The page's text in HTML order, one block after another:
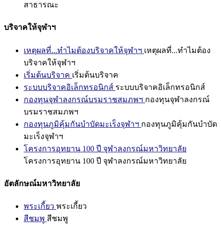
สาธารณะ
บริจาคให้จุฬาฯ
เหตุผลที่...ทำไมต้องบริจาคให้จุฬาฯ เหตุผลที่...ทำไมต้อง
บริจาคให้จุฬาฯ
เริ่มต้นบริจาค เริ่มต้นบริจาค
ระบบบริจาคอิเล็กทรอนิกส์ ระบบบริจาคอิเล็กทรอนิกส์
กองทุนจุฬาลงกรณ์บรมราชสมภพฯ กองทุนจุฬาลงกรณ์
บรมราชสมภพฯ
กองทุนภูมิคุ้มกันบำบัดมะเร็งจุฬาฯ กองทุนภูมิคุ้มกันบำบัด
มะเร็งจุฬาฯ
โครงการอุทยาน 100 ปี จุฬาลงกรณ์มหาวิทยาลัย
โครงการอุทยาน 100 ปี จุฬาลงกรณ์มหาวิทยาลัย
อัตลักษณ์มหาวิทยาลัย
พระเกี้ยว พระเกี้ยว
สีชมพู สีชมพู